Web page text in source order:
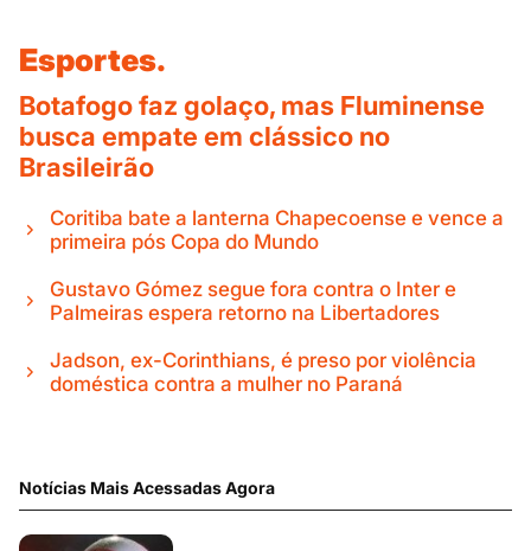
Esportes.
Botafogo faz golaço, mas Fluminense
busca empate em clássico no
Brasileirão
Coritiba bate a lanterna Chapecoense e vence a
primeira pós Copa do Mundo
Gustavo Gómez segue fora contra o Inter e
Palmeiras espera retorno na Libertadores
Jadson, ex-Corinthians, é preso por violência
doméstica contra a mulher no Paraná
Notícias Mais Acessadas Agora